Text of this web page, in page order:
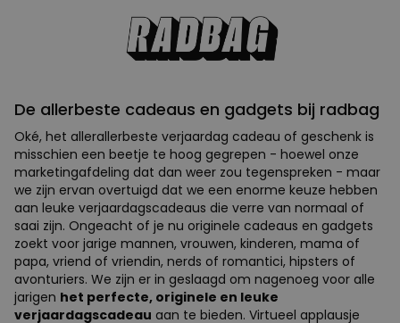
De allerbeste cadeaus en gadgets bij radbag
Oké, het allerallerbeste verjaardag cadeau of geschenk is
misschien een beetje te hoog gegrepen - hoewel onze
marketingafdeling dat dan weer zou tegenspreken - maar
we zijn ervan overtuigd dat we een enorme keuze hebben
aan leuke verjaardagscadeaus die verre van normaal of
saai zijn. Ongeacht of je nu originele cadeaus en gadgets
zoekt voor jarige mannen, vrouwen, kinderen, mama of
papa, vriend of vriendin, nerds of romantici, hipsters of
avonturiers. We zijn er in geslaagd om nagenoeg voor alle
jarigen het perfecte, originele en leuke
verjaardagscadeau aan te bieden. Virtueel applausje